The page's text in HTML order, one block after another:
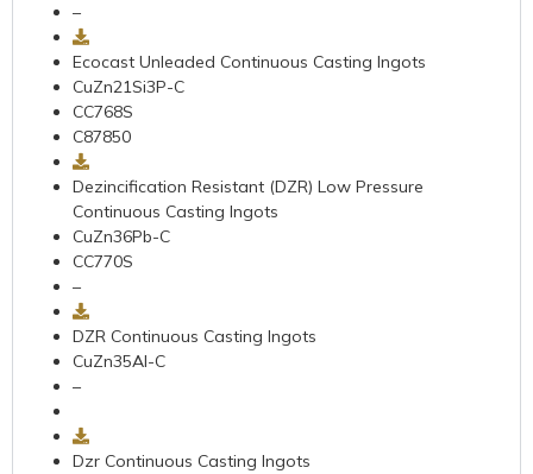
–
Ecocast Unleaded Continuous Casting Ingots
CuZn21Si3P-C
CC768S
C87850
Dezincification Resistant (DZR) Low Pressure
Continuous Casting Ingots
CuZn36Pb-C
CC770S
–
DZR Continuous Casting Ingots
CuZn35Al-C
–
Dzr Continuous Casting Ingots